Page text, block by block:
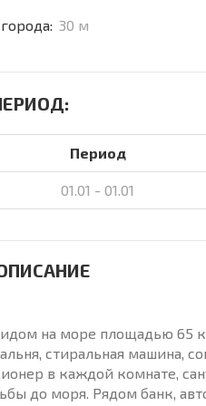
30 м
Период
01.01 - 01.01
на море площадью 65
стиральная машина,
в каждой комнате,
до моря. Рядом банк,